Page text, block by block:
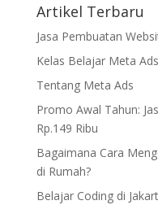
Artikel Terbaru
Jasa Pembuatan
Kelas Belajar Meta
Tentang Meta Ads
Promo Awal Tahun:
Rp.149 Ribu
Bagaimana Cara
di Rumah?
Belajar Coding di